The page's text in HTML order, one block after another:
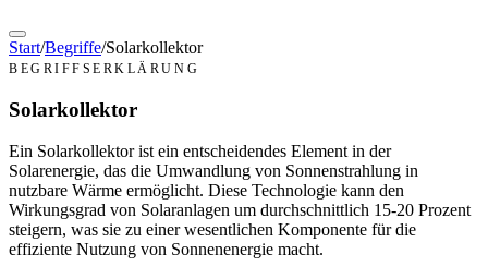
Start/Begriffe/Solarkollektor
BEGRIFFSERKLÄRUNG
Solarkollektor
Ein Solarkollektor ist ein entscheidendes Element in der
Solarenergie, das die Umwandlung von Sonnenstrahlung in
nutzbare Wärme ermöglicht. Diese Technologie kann den
Wirkungsgrad von Solaranlagen um durchschnittlich 15-20 Prozent
steigern, was sie zu einer wesentlichen Komponente für die
effiziente Nutzung von Sonnenenergie macht.